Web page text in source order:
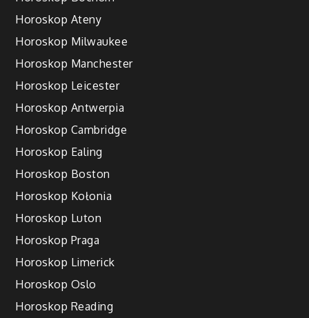
Horoskop Ateny
Horoskop Milwaukee
Horoskop Manchester
Horoskop Leicester
Horoskop Antwerpia
Horoskop Cambridge
Horoskop Ealing
Horoskop Boston
Horoskop Kołonia
Horoskop Luton
Horoskop Praga
Horoskop Limerick
Horoskop Oslo
Horoskop Reading